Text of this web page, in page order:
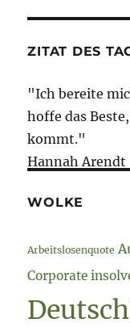
ZITAT DES
"Ich bereite
hoffe das
kommt."
Hannah Arendt
WOLKE
Arbeitslosenquote
Corporate